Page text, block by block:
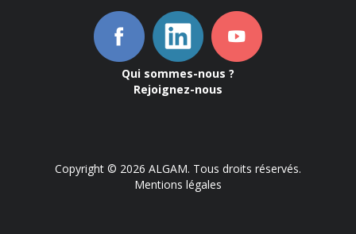
Qui sommes-nous ?
Rejoignez-nous
Copyright © 2026 ALGAM. Tous droits réservés.
Mentions légales